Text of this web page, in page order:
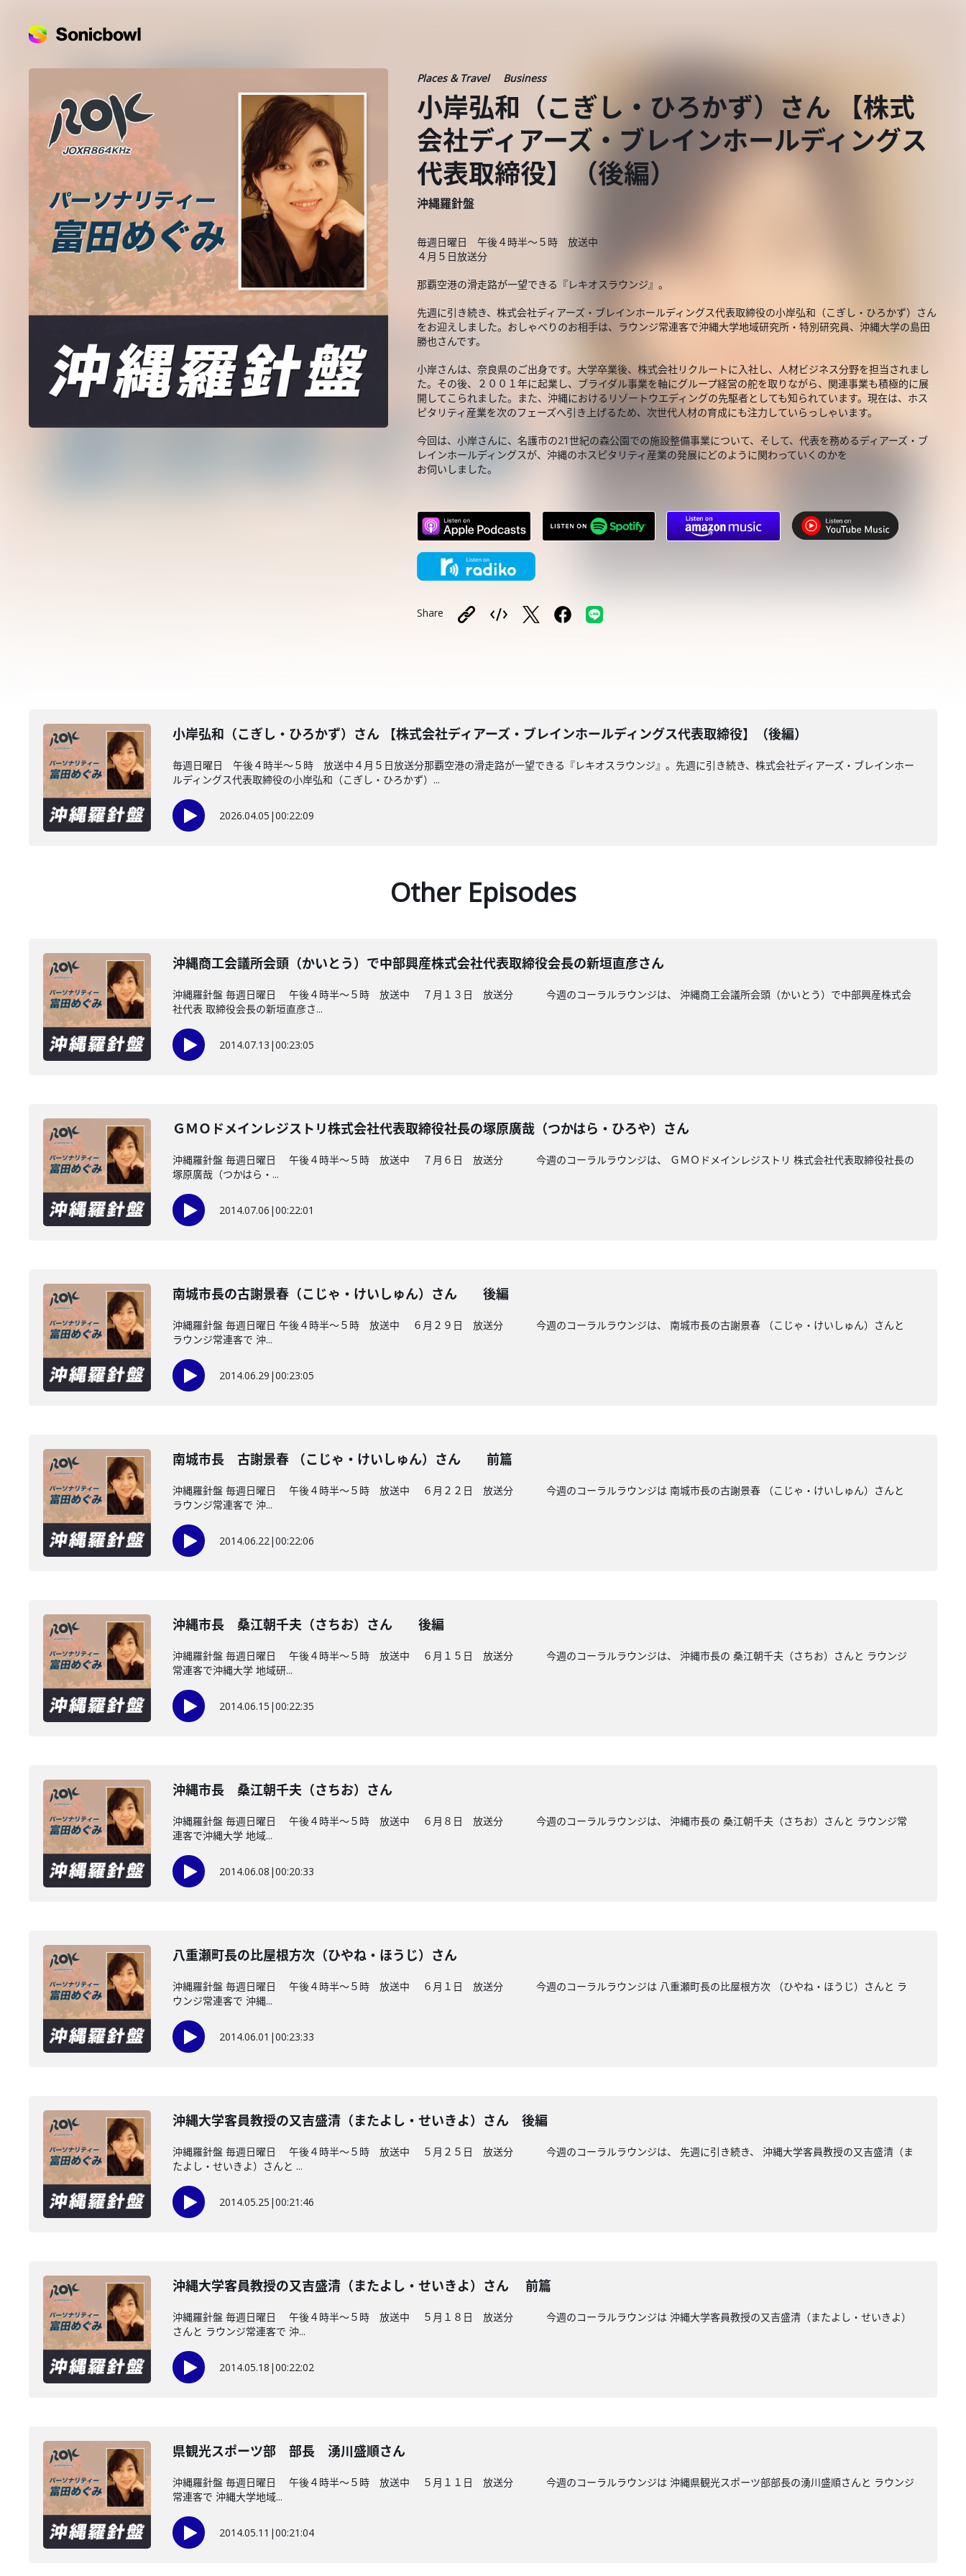
Places & Travel Business
小岸弘和（こぎし・ひろかず）さん 【株式
会社ディアーズ・ブレインホールディングス
代表取締役】（後編）
沖縄羅針盤
毎週日曜日 午後４時半～５時 放送中
４月５日放送分
那覇空港の滑走路が一望できる『レキオスラウンジ』。
先週に引き続き、株式会社ディアーズ・ブレインホールディングス代表取締役の小岸弘和（こぎし・ひろかず）さん
をお迎えしました。おしゃべりのお相手は、ラウンジ常連客で沖縄大学地域研究所・特別研究員、沖縄大学の島田
勝也さんです。
小岸さんは、奈良県のご出身です。大学卒業後、株式会社リクルートに入社し、人材ビジネス分野を担当されまし
た。その後、２００１年に起業し、ブライダル事業を軸にグループ経営の舵を取りながら、関連事業も積極的に展
開してこられました。また、沖縄におけるリゾートウエディングの先駆者としても知られています。現在は、ホス
ピタリティ産業を次のフェーズへ引き上げるため、次世代人材の育成にも注力していらっしゃいます。
今回は、小岸さんに、名護市の21世紀の森公園での施設整備事業について、そして、代表を務めるディアーズ・ブ
レインホールディングスが、沖縄のホスピタリティ産業の発展にどのように関わっていくのかを
お伺いしました。
Share
小岸弘和（こぎし・ひろかず）さん 【株式会社ディアーズ・ブレインホールディングス代表取締役】（後編）
毎週日曜日 午後４時半～５時 放送中４月５日放送分那覇空港の滑走路が一望できる『レキオスラウンジ』。先週に引き続き、株式会社ディアーズ・ブレインホー
ルディングス代表取締役の小岸弘和（こぎし・ひろかず）...
2026.04.05 |00:22:09
Other Episodes
沖縄商工会議所会頭（かいとう）で中部興産株式会社代表取締役会長の新垣直彦さん
沖縄羅針盤 毎週日曜日 午後４時半～５時 放送中 ７月１３日 放送分 今週のコーラルラウンジは、 沖縄商工会議所会頭（かいとう）で中部興産株式会
社代表 取締役会長の新垣直彦さ...
2014.07.13 |00:23:05
ＧＭＯドメインレジストリ株式会社代表取締役社長の塚原廣哉（つかはら・ひろや）さん
沖縄羅針盤 毎週日曜日 午後４時半～５時 放送中 ７月６日 放送分 今週のコーラルラウンジは、 ＧＭＯドメインレジストリ 株式会社代表取締役社長の
塚原廣哉（つかはら・...
2014.07.06 |00:22:01
南城市長の古謝景春（こじゃ・けいしゅん）さん 後編
沖縄羅針盤 毎週日曜日 午後４時半～５時 放送中 ６月２９日 放送分 今週のコーラルラウンジは、 南城市長の古謝景春 （こじゃ・けいしゅん）さんと
ラウンジ常連客で 沖...
2014.06.29 |00:23:05
南城市長 古謝景春 （こじゃ・けいしゅん）さん 前篇
沖縄羅針盤 毎週日曜日 午後４時半～５時 放送中 ６月２２日 放送分 今週のコーラルラウンジは 南城市長の古謝景春 （こじゃ・けいしゅん）さんと
ラウンジ常連客で 沖...
2014.06.22|00:22:06
沖縄市長 桑江朝千夫（さちお）さん 後編
沖縄羅針盤 毎週日曜日 午後４時半～５時 放送中 ６月１５日 放送分 今週のコーラルラウンジは、 沖縄市長の 桑江朝千夫（さちお）さんと ラウンジ
常連客で沖縄大学 地域研...
2014.06.15 |00:22:35
沖縄市長 桑江朝千夫（さちお）さん
沖縄羅針盤 毎週日曜日 午後４時半～５時 放送中 ６月８日 放送分 今週のコーラルラウンジは、 沖縄市長の 桑江朝千夫（さちお）さんと ラウンジ常
連客で沖縄大学 地域...
2014.06.08 |00:20:33
八重瀬町長の比屋根方次（ひやね・ほうじ）さん
沖縄羅針盤 毎週日曜日 午後４時半～５時 放送中 ６月１日 放送分 今週のコーラルラウンジは 八重瀬町長の比屋根方次 （ひやね・ほうじ）さんと ラ
ウンジ常連客で 沖縄...
2014.06.01 |00:23:33
沖縄大学客員教授の又吉盛清（またよし・せいきよ）さん 後編
沖縄羅針盤 毎週日曜日 午後４時半～５時 放送中 ５月２５日 放送分 今週のコーラルラウンジは、 先週に引き続き、 沖縄大学客員教授の又吉盛清（ま
たよし・せいきよ）さんと ...
2014.05.25 |00:21:46
沖縄大学客員教授の又吉盛清（またよし・せいきよ）さん 前篇
沖縄羅針盤 毎週日曜日 午後４時半～５時 放送中 ５月１８日 放送分 今週のコーラルラウンジは 沖縄大学客員教授の又吉盛清（またよし・せいきよ）
さんと ラウンジ常連客で 沖...
2014.05.18 |00:22:02
県観光スポーツ部 部長 湧川盛順さん
沖縄羅針盤 毎週日曜日 午後４時半～５時 放送中 ５月１１日 放送分 今週のコーラルラウンジは 沖縄県観光スポーツ部部長の湧川盛順さんと ラウンジ
常連客で 沖縄大学地域...
2014.05.11 |00:21:04